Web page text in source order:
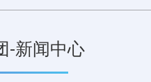
-新闻中心